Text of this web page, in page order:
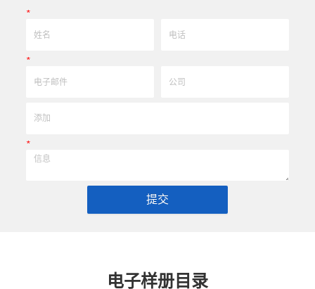
*
*
*
提交
电子样册目录